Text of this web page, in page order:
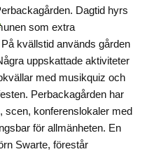
Dagtid hyrs
som extra
kvällstid används gården
uppskattade aktiviteter
med musikquiz och
Perbackagården har
scen, konferenslokaler med
för allmänheten. En
Swarte, förestår